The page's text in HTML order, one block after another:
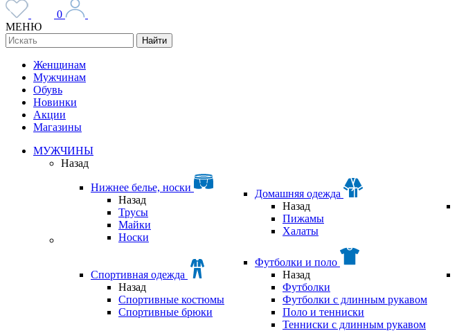
0
МЕНЮ
Найти
Женщинам
Мужчинам
Обувь
Новинки
Акции
Магазины
МУЖЧИНЫ
Назад
Нижнее белье, носки
Назад
Трусы
Майки
Носки
Домашняя одежда
Назад
Пижамы
Халаты
Спортивная одежда
Назад
Спортивные костюмы
Спортивные брюки
Футболки и поло
Назад
Футболки
Футболки с длинным рукавом
Поло и тенниски
Тенниски с длинным рукавом